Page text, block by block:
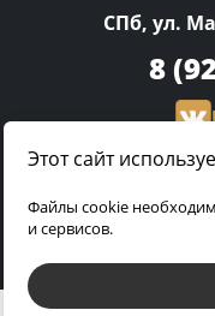
СПб, ул.
8
Этот сайт
Файлы cookie
и сервисов.